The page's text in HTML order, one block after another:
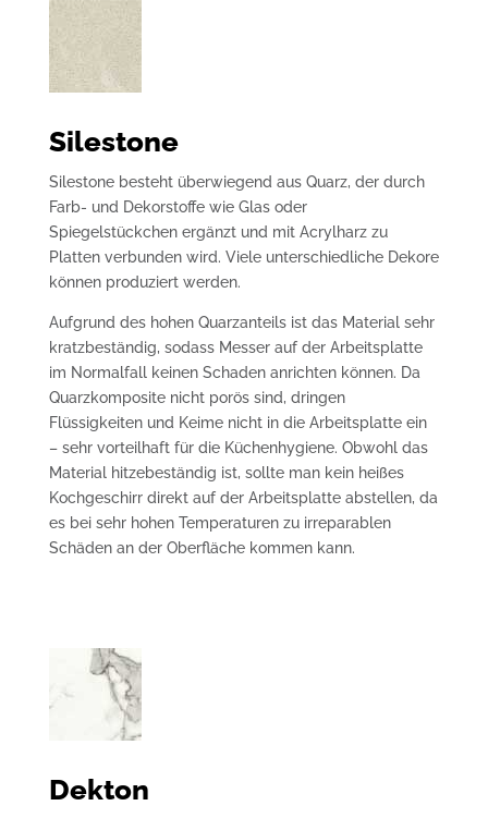
Silestone
Silestone besteht überwiegend aus Quarz, der durch
Farb- und Dekorstoffe wie Glas oder
Spiegelstückchen ergänzt und mit Acrylharz zu
Platten verbunden wird. Viele unterschiedliche Dekore
können produziert werden.
Aufgrund des hohen Quarzanteils ist das Material sehr
kratzbeständig, sodass Messer auf der Arbeitsplatte
im Normalfall keinen Schaden anrichten können. Da
Quarzkomposite nicht porös sind, dringen
Flüssigkeiten und Keime nicht in die Arbeitsplatte ein
– sehr vorteilhaft für die Küchenhygiene. Obwohl das
Material hitzebeständig ist, sollte man kein heißes
Kochgeschirr direkt auf der Arbeitsplatte abstellen, da
es bei sehr hohen Temperaturen zu irreparablen
Schäden an der Oberfläche kommen kann.
Dekton